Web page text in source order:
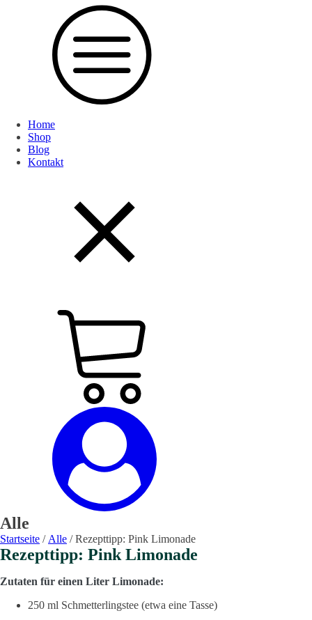
Home
Shop
Blog
Kontakt
Alle
Startseite / Alle / Rezepttipp: Pink Limonade
Rezepttipp: Pink Limonade
Zutaten für einen Liter Limonade:
250 ml Schmetterlingstee (etwa eine Tasse)